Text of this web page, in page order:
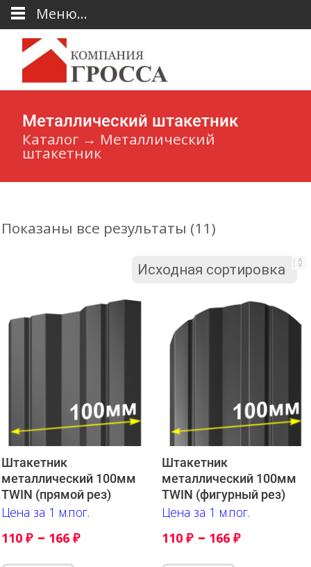
Металлический штакетник
Каталог → Металлический
штакетник
Показаны все результаты (11)
Штакетник
металлический 100мм
TWIN (прямой рез)
Цена за 1 м.пог.
110 ₽ – 166 ₽
Штакетник
металлический 100мм
TWIN (фигурный рез)
Цена за 1 м.пог.
110 ₽ – 166 ₽
Меню...